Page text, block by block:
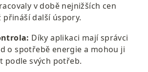
v době nejnižších cen
přináší další úspory.
Díky aplikaci mají správci
o spotřebě energie a mohou ji
podle svých potřeb.